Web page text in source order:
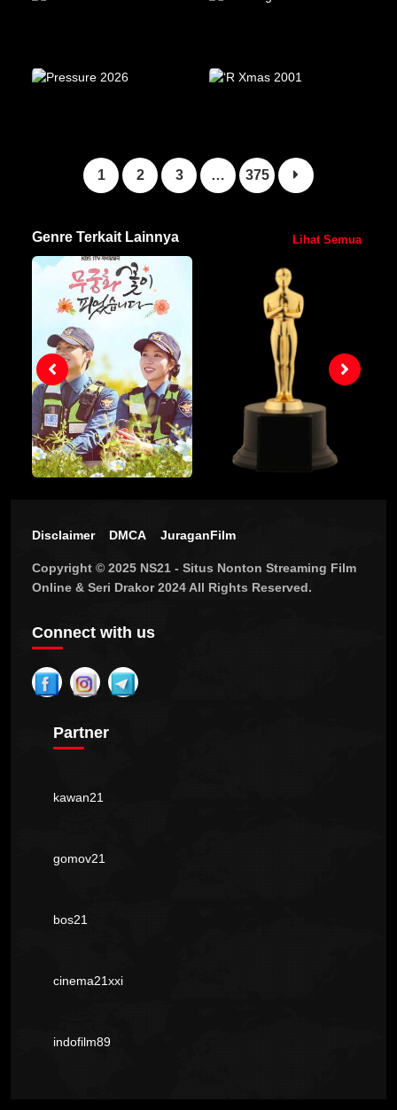
1 2 3 … 375
Genre Terkait Lainnya Lihat Semua
Disclaimer DMCA JuraganFilm
Copyright © 2025 NS21 - Situs Nonton Streaming Film
Online & Seri Drakor 2024 All Rights Reserved.
Connect with us
Partner
kawan21
gomov21
bos21
cinema21xxi
indofilm89